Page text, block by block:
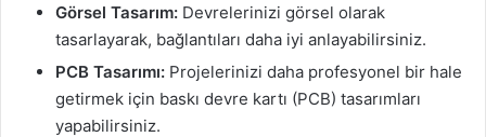
Görsel Tasarım: Devrelerinizi görsel olarak
tasarlayarak, bağlantıları daha iyi anlayabilirsiniz.
PCB Tasarımı: Projelerinizi daha profesyonel bir hale
getirmek için baskı devre kartı (PCB) tasarımları
yapabilirsiniz.